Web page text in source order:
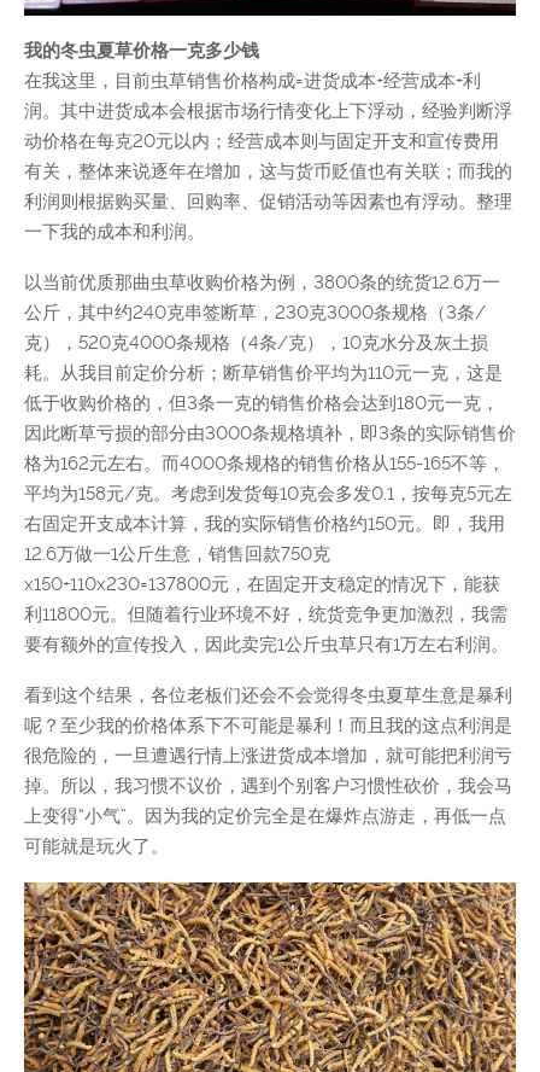
我的冬虫夏草价格一克多少钱
在我这里，目前虫草销售价格构成=进货成本+经营成本+利
润。其中进货成本会根据市场行情变化上下浮动，经验判断浮
动价格在每克20元以内；经营成本则与固定开支和宣传费用
有关，整体来说逐年在增加，这与货币贬值也有关联；而我的
利润则根据购买量、回购率、促销活动等因素也有浮动。整理
一下我的成本和利润。
以当前优质那曲虫草收购价格为例，3800条的统货12.6万一
公斤，其中约240克串签断草，230克3000条规格（3条/
克），520克4000条规格（4条/克），10克水分及灰土损
耗。从我目前定价分析；断草销售价平均为110元一克，这是
低于收购价格的，但3条一克的销售价格会达到180元一克，
因此断草亏损的部分由3000条规格填补，即3条的实际销售价
格为162元左右。而4000条规格的销售价格从155-165不等，
平均为158元/克。考虑到发货每10克会多发0.1，按每克5元左
右固定开支成本计算，我的实际销售价格约150元。即，我用
12.6万做一1公斤生意，销售回款750克
x150+110x230=137800元，在固定开支稳定的情况下，能获
利11800元。但随着行业环境不好，统货竞争更加激烈，我需
要有额外的宣传投入，因此卖完1公斤虫草只有1万左右利润。
看到这个结果，各位老板们还会不会觉得冬虫夏草生意是暴利
呢？至少我的价格体系下不可能是暴利！而且我的这点利润是
很危险的，一旦遭遇行情上涨进货成本增加，就可能把利润亏
掉。所以，我习惯不议价，遇到个别客户习惯性砍价，我会马
上变得“小气”。因为我的定价完全是在爆炸点游走，再低一点
可能就是玩火了。